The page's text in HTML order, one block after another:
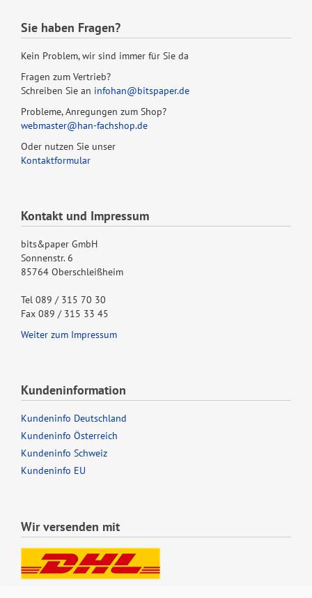
Sie haben Fragen?
Kein Problem, wir sind immer für Sie da
Fragen zum Vertrieb?
Schreiben Sie an infohan@bitspaper.de
Probleme, Anregungen zum Shop?
webmaster@han-fachshop.de
Oder nutzen Sie unser
Kontaktformular
Kontakt und Impressum
bits&paper GmbH
Sonnenstr. 6
85764 Oberschleißheim
Tel 089 / 315 70 30
Fax 089 / 315 33 45
Weiter zum Impressum
Kundeninformation
Kundeninfo Deutschland
Kundeninfo Österreich
Kundeninfo Schweiz
Kundeninfo EU
Wir versenden mit